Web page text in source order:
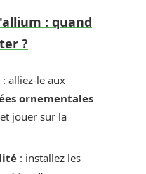
: quand
?
: alliez-le aux
ornementales
jouer sur la
: installez les